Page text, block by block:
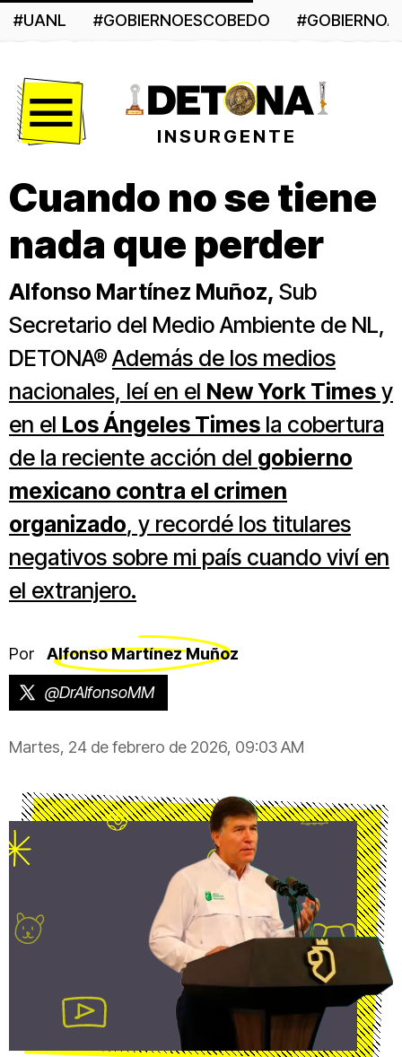
#UANL #GOBIERNOESCOBEDO
INSURGENTE
Cuando no se tiene
nada que perder
Alfonso Martínez Muñoz, Sub
Secretario del Medio Ambiente de NL,
DETONA® Además de los medios
nacionales, leí en el New York Times y
en el Los Ángeles Times la cobertura
de la reciente acción del gobierno
mexicano contra el crimen
organizado, y recordé los titulares
negativos sobre mi país cuando viví en
el extranjero.
Por Alfonso Martínez Muñoz
@DrAlfonsoMM
Martes, 24 de febrero de 2026, 09:03 AM